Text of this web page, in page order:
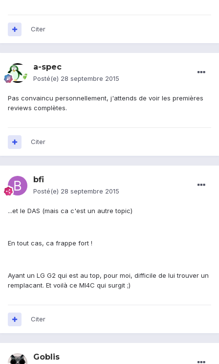
Citer
a-spec
Posté(e) 28 septembre 2015
Pas convaincu personnellement, j'attends de voir les premières
reviews complètes.
Citer
bfi
Posté(e) 28 septembre 2015
...et le DAS (mais ca c'est un autre topic)
En tout cas, ca frappe fort !
Ayant un LG G2 qui est au top, pour moi, difficile de lui trouver un
remplacant. Et voilà ce MI4C qui surgit ;)
Citer
Goblis